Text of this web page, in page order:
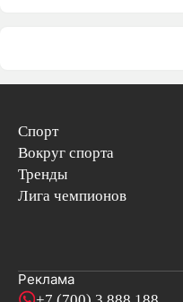
Спорт
Вокруг спорта
Тренды
Лига чемпионов
Реклама